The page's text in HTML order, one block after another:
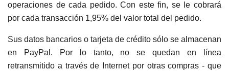
operaciones de cada pedido. Con este fin, se le cobrará
por cada transacción 1,95% del valor total del pedido.
Sus datos bancarios o tarjeta de crédito sólo se almacenan
en PayPal. Por lo tanto, no se quedan en línea
retransmitido a través de Internet por otras compras - que